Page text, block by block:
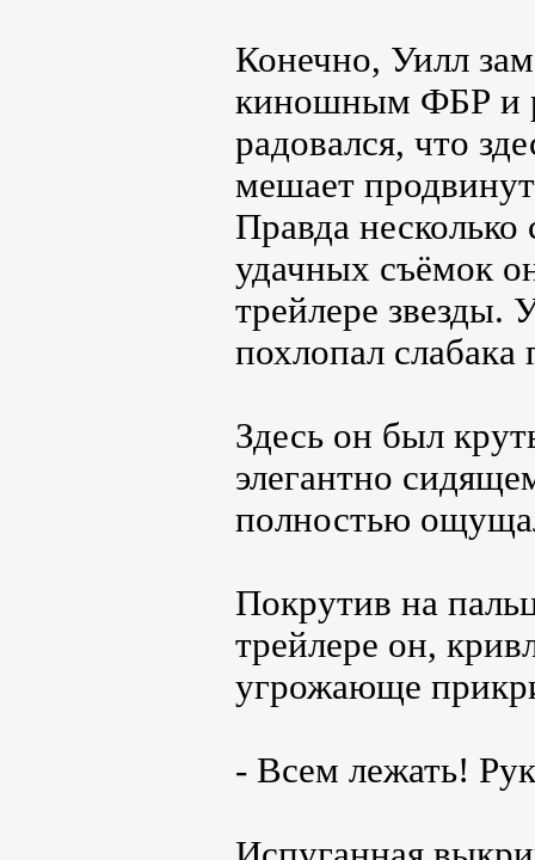
Конечно, Уилл
киношным ФБР и
радовался, что
мешает
Правда
удачных съёмок
трейлере
похлопал слабака
Здесь он был
элегантно
полностью
Покрутив на
трейлере он,
угрожающе
- Всем лежать!